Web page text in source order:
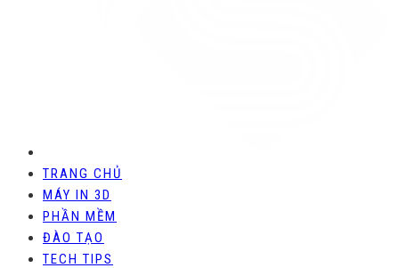
TRANG CHỦ
MÁY IN 3D
PHẦN MỀM
ĐÀO TẠO
TECH TIPS